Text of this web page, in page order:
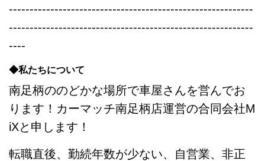
-----------------------------------------------------------
-----------------------------------------------------------
----
◆私たちについて
南足柄ののどかな場所で車屋さんを営んでお
ります！カーマッチ南足柄店運営の合同会社M
iXと申します！
転職直後、勤続年数が少ない、自営業、非正